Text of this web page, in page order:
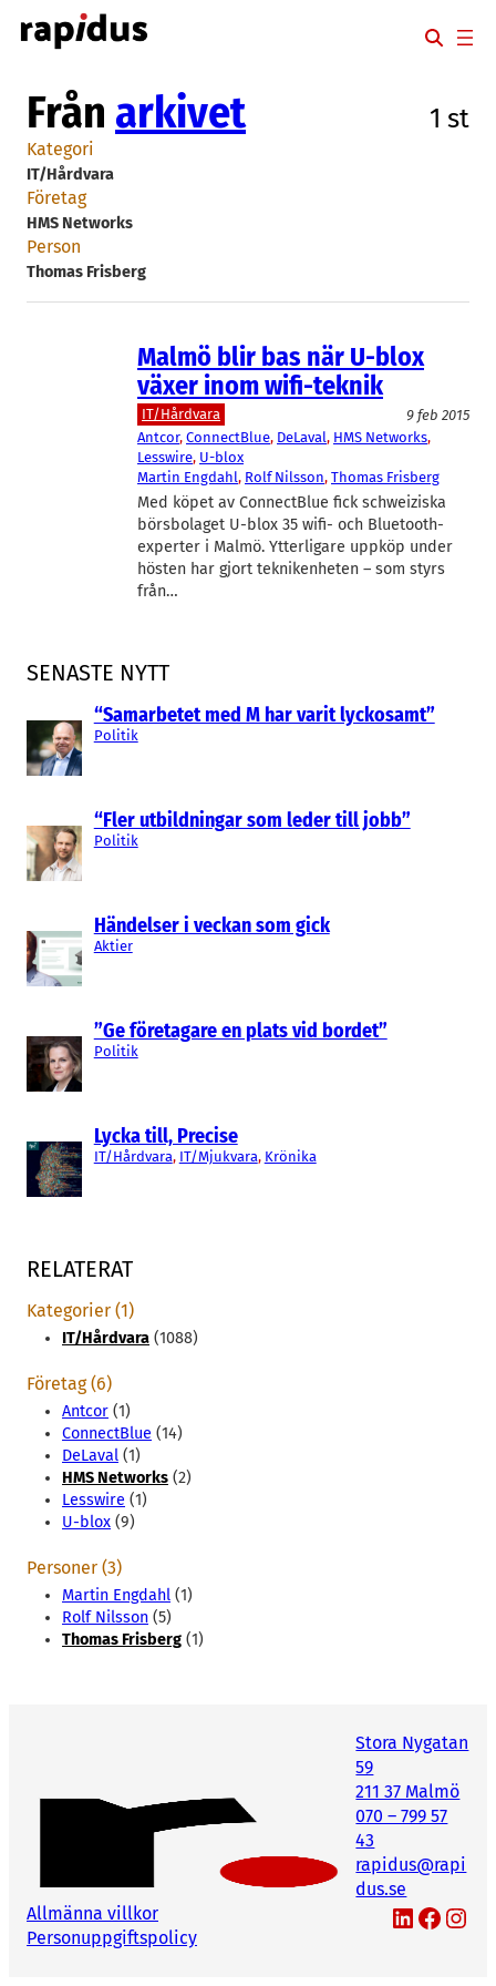
Hoppa
till
SENASTE NYTT
“Samarbetet med M har varit lyckosamt”
Politik
“Fler utbildningar som leder till jobb”
Politik
Händelser i veckan som gick
Aktier
”Ge företagare en plats vid bordet”
Politik
Lycka till, Precise
IT/Hårdvara, IT/Mjukvara, Krönika
Från arkivet 1 st
Kategori
IT/Hårdvara
Företag
HMS Networks
Person
Thomas Frisberg
Malmö blir bas när U-blox
växer inom wifi-teknik
IT/Hårdvara
9 feb 2015
Antcor, ConnectBlue, DeLaval, HMS Networks
Lesswire, U-blox
Martin Engdahl, Rolf Nilsson, Thomas Frisberg
Med köpet av ConnectBlue fick schweiziska
börsbolaget U-blox 35 wifi- och Bluetooth-
experter i Malmö. Ytterligare uppköp under
hösten har gjort teknikenheten – som styrs
från…
RELATERAT
Kategorier (1)
IT/Hårdvara (1088)
Företag (6)
Antcor (1)
ConnectBlue (14)
DeLaval (1)
HMS Networks (2)
Lesswire (1)
U-blox (9)
Personer (3)
Martin Engdahl (1)
Rolf Nilsson (5)
Thomas Frisberg (1)
Stora Nygatan
59
211 37 Malmö
070 – 799 57
43
rapidus@rapi
dus.se
Allmänna villkor
Personuppgiftspolicy
LinkedIn Facebook Instagram